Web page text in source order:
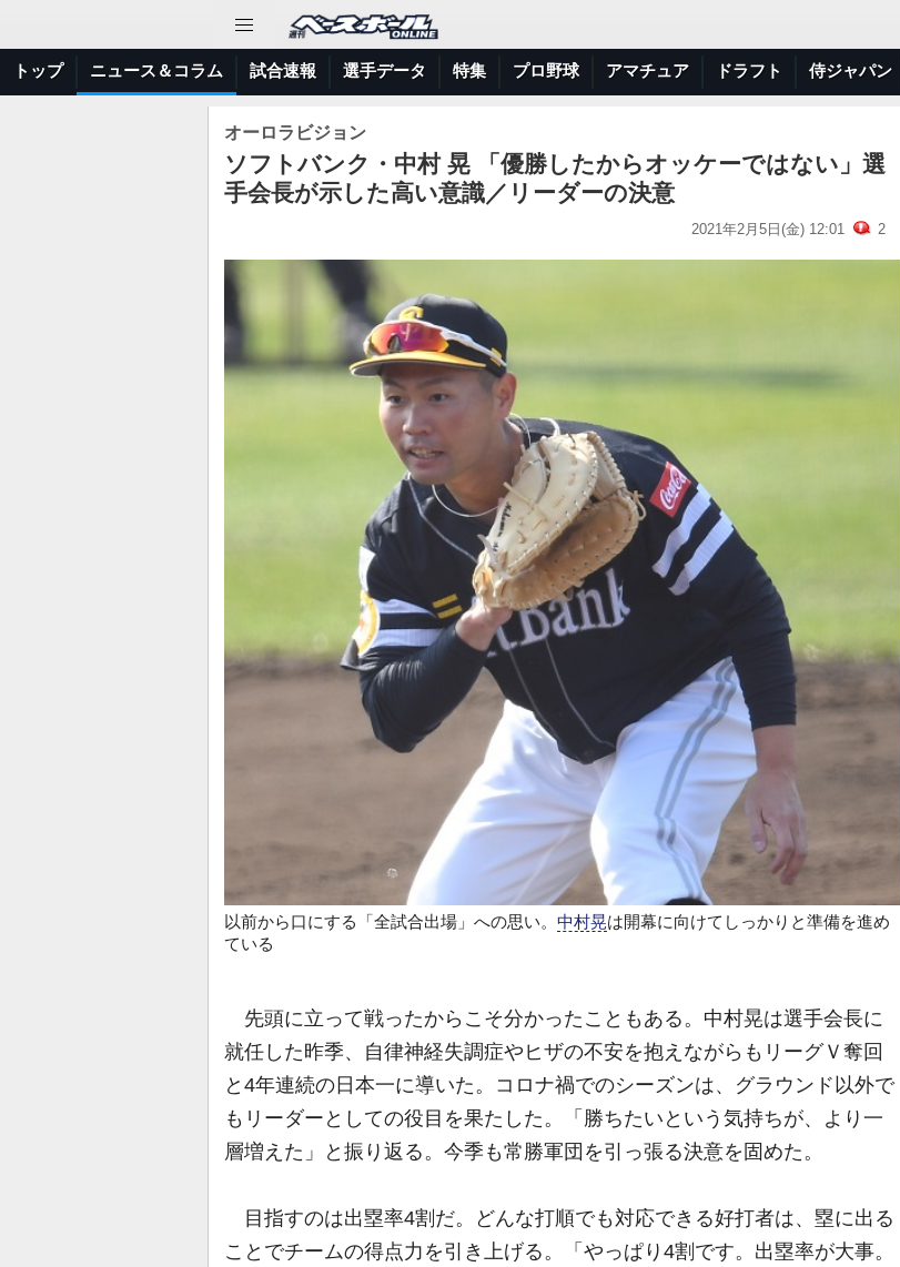
トップ ニュース＆コラム 試合速報 選手データ 特集 プロ野球 アマチュア ドラフト 侍ジャパン
オーロラビジョン
ソフトバンク・中村 晃 「優勝したからオッケーではない」選
手会長が示した高い意識／リーダーの決意
2021年2月5日(金) 12:01 2
以前から口にする「全試合出場」への思い。 中村晃は開幕に向けてしっかりと準備を進め
ている
先頭に立って戦ったからこそ分かったこともある。中村晃は選手会長に
就任した昨季、自律神経失調症やヒザの不安を抱えながらもリーグＶ奪回
と4年連続の日本一に導いた。コロナ禍でのシーズンは、グラウンド以外で
もリーダーとしての役目を果たした。「勝ちたいという気持ちが、より一
層増えた」と振り返る。今季も常勝軍団を引っ張る決意を固めた。
目指すのは出塁率4割だ。どんな打順でも対応できる好打者は、塁に出る
ことでチームの得点力を引き上げる。「やっぱり4割です。出塁率が大事。